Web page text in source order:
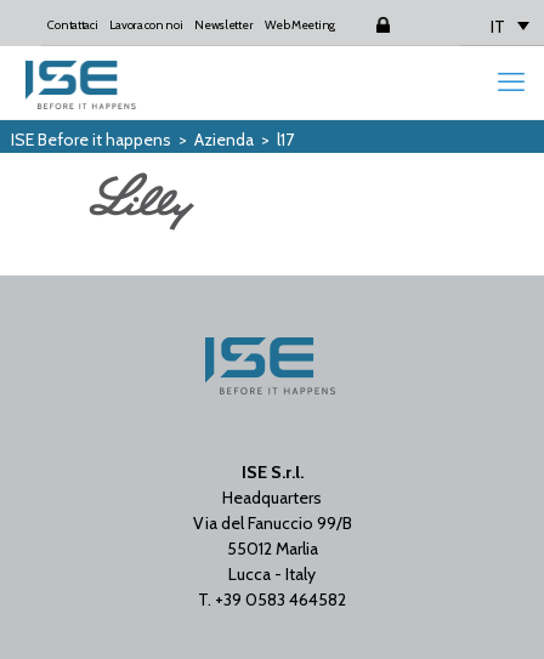
Contattaci Lavora con noi Newsletter Web Meeting IT
ISE Before it happens > Azienda> l17
ISE S.r.l.
Headquarters
Via del Fanuccio 99/B
55012 Marlia
Lucca - Italy
T. +39 0583 464582